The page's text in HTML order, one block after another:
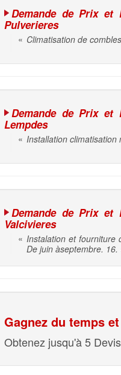
Demande de Prix et
Pulverieres
« Climatisation de
Demande de Prix et
Lempdes
« Installation climatisation
Demande de Prix et
Valcivieres
« Instalation et fourniture
De juin àseptembre. 16.
Gagnez du temps
Obtenez jusqu'à 5